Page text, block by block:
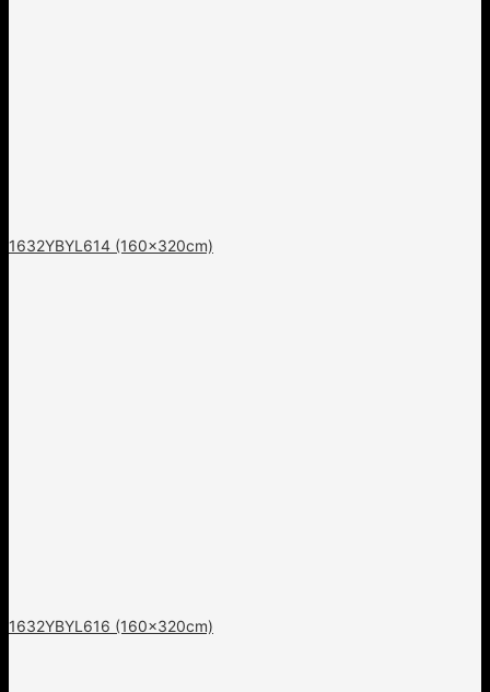
1632YBYL614 (160x320cm)
1632YBYL616 (160x320cm)